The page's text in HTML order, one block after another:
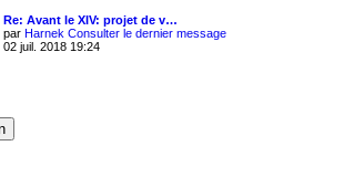
Re: Avant le XIV: projet de v…
par Harnek Consulter le dernier message
02 juil. 2018 19:24